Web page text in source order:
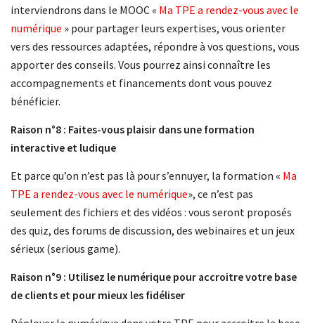
interviendrons dans le MOOC « Ma TPE a rendez-vous avec le
numérique » pour partager leurs expertises, vous orienter
vers des ressources adaptées, répondre à vos questions, vous
apporter des conseils. Vous pourrez ainsi connaître les
accompagnements et financements dont vous pouvez
bénéficier.
Raison n°8 : Faites-vous plaisir dans une formation
interactive et ludique
Et parce qu’on n’est pas là pour s’ennuyer, la formation « Ma
TPE a rendez-vous avec le numérique», ce n’est pas
seulement des fichiers et des vidéos : vous seront proposés
des quiz, des forums de discussion, des webinaires et un jeux
sérieux (serious game).
Raison n°9 : Utilisez le numérique pour accroitre votre base
de clients et pour mieux les fidéliser